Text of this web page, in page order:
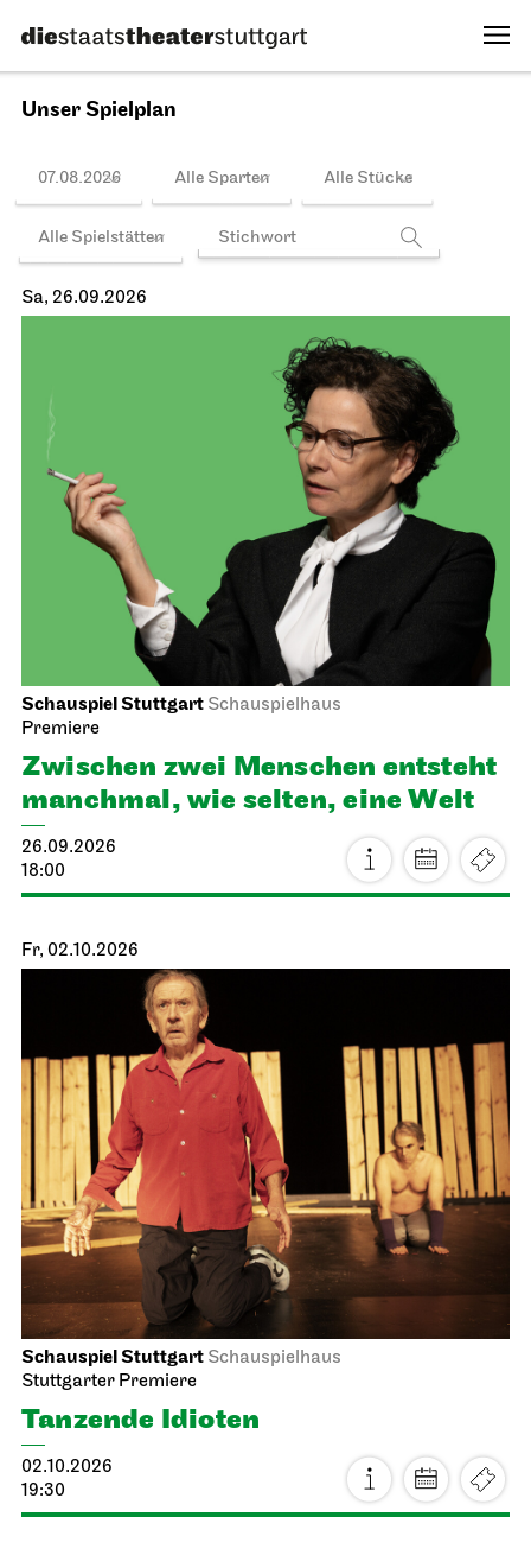
Unser Spielplan
07.08.2026 Alle Sparten Alle Stücke
Alle Spielstätten
Sa, 26.09.2026
Schauspiel Stuttgart Schauspielhaus
Premiere
Zwischen zwei Menschen ent­steht
manch­mal, wie selten, eine Welt
26.09.2026
18:00
Fr, 02.10.2026
Schauspiel Stuttgart Schauspielhaus
Stuttgarter Premiere
Tanzende Idioten
02.10.2026
19:30